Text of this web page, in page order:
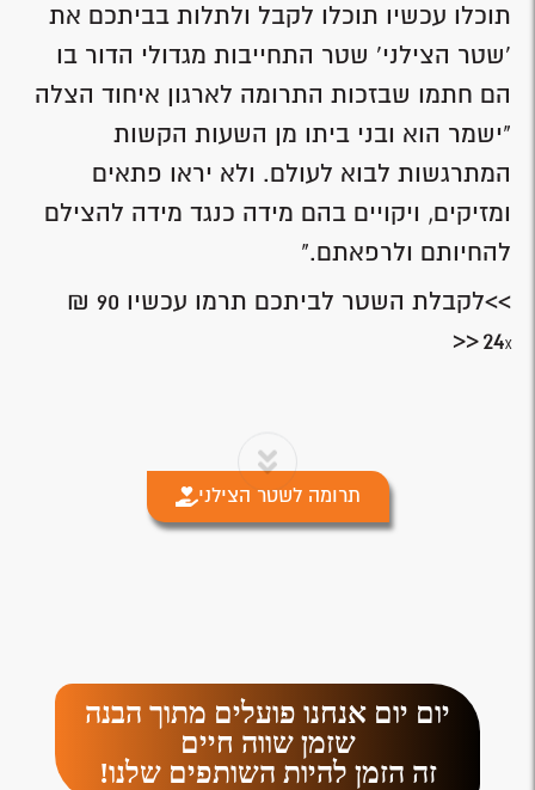
תוכלו עכשיו תוכלו לקבל ולתלות בביתכם את
'שטר הצילני' שטר התחייבות מגדולי הדור בו
הם חתמו שבזכות התרומה לארגון איחוד הצלה
"ישמר הוא ובני ביתו מן השעות הקשות
המתרגשות לבוא לעולם. ולא יראו פתאים
ומזיקים, ויקויים בהם מידה כנגד מידה להצילם
להחיותם ולרפאתם."
>>לקבלת השטר לביתכם תרמו עכשיו 90 ₪
24X
<<
תרומה לשטר הצילני
יום יום אנחנו פועלים מתוך הבנה
שזמן שווה חיים
זה הזמן להיות השותפים שלנו!